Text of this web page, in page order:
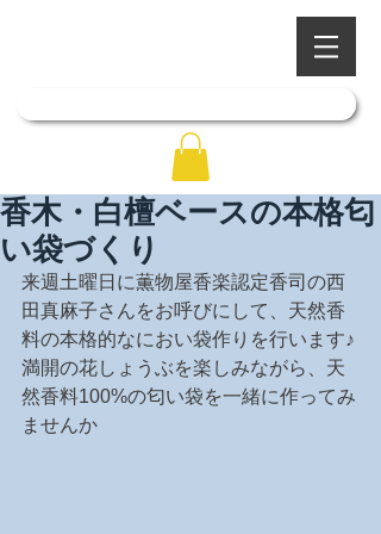
香木・白檀ベースの本格匂
い袋づくり
来週土曜日に薫物屋香楽認定香司の西
田真麻子さんをお呼びにして、天然香
料の本格的なにおい袋作りを行います♪
満開の花しょうぶを楽しみながら、天
然香料100%の匂い袋を一緒に作ってみ
ませんか